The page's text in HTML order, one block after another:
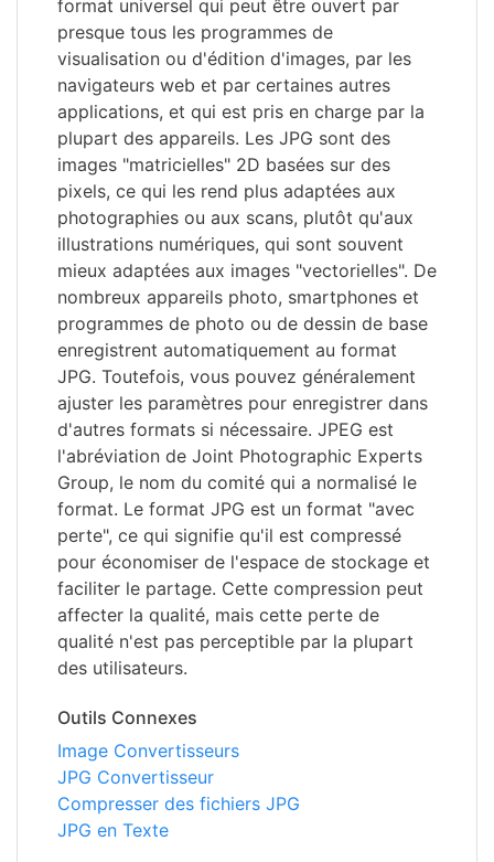
format universel qui peut être ouvert par
presque tous les programmes de
visualisation ou d'édition d'images, par les
navigateurs web et par certaines autres
applications, et qui est pris en charge par la
plupart des appareils. Les JPG sont des
images "matricielles" 2D basées sur des
pixels, ce qui les rend plus adaptées aux
photographies ou aux scans, plutôt qu'aux
illustrations numériques, qui sont souvent
mieux adaptées aux images "vectorielles". De
nombreux appareils photo, smartphones et
programmes de photo ou de dessin de base
enregistrent automatiquement au format
JPG. Toutefois, vous pouvez généralement
ajuster les paramètres pour enregistrer dans
d'autres formats si nécessaire. JPEG est
l'abréviation de Joint Photographic Experts
Group, le nom du comité qui a normalisé le
format. Le format JPG est un format "avec
perte", ce qui signifie qu'il est compressé
pour économiser de l'espace de stockage et
faciliter le partage. Cette compression peut
affecter la qualité, mais cette perte de
qualité n'est pas perceptible par la plupart
des utilisateurs.
Outils Connexes
Image Convertisseurs
JPG Convertisseur
Compresser des fichiers JPG
JPG en Texte